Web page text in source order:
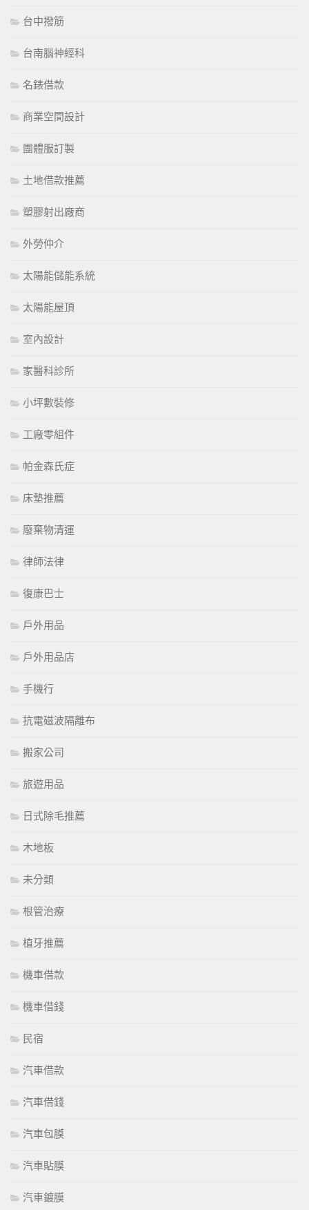
台中撥筋
台南腦神經科
名錶借款
商業空間設計
團體服訂製
土地借款推薦
塑膠射出廠商
外勞仲介
太陽能儲能系統
太陽能屋頂
室內設計
家醫科診所
小坪數裝修
工廠零組件
帕金森氏症
床墊推薦
廢棄物清運
律師法律
復康巴士
戶外用品
戶外用品店
手機行
抗電磁波隔離布
搬家公司
旅遊用品
日式除毛推薦
木地板
未分類
根管治療
植牙推薦
機車借款
機車借錢
民宿
汽車借款
汽車借錢
汽車包膜
汽車貼膜
汽車鍍膜